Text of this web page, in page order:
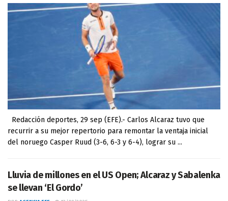
Redacción deportes, 29 sep (EFE).- Carlos Alcaraz tuvo que
recurrir a su mejor repertorio para remontar la ventaja inicial
del noruego Casper Ruud (3-6, 6-3 y 6-4), lograr su ...
Lluvia de millones en el US Open; Alcaraz y Sabalenka
se llevan ‘El Gordo’